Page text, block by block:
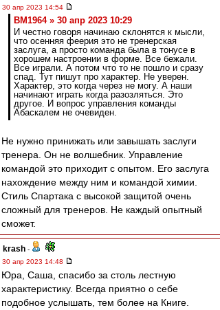
30 апр 2023 14:54
BM1964 » 30 апр 2023 10:29
И честно говоря начинаю склонятся к мысли,
что осенняя феерия это не тренерская
заслуга, а просто команда была в тонусе в
хорошем настроении в форме. Все бежали.
Все играли. А потом что то не пошло и сразу
спад. Тут пишут про характер. Не уверен.
Характер, это когда через не могу. А наши
начинают играть когда разозляться. Это
другое. И вопрос управления команды
Абаскалем не очевиден.
Не нужно принижать или завышать заслуги
тренера. Он не волшебник. Управление
командой это приходит с опытом. Его заслуга
нахождение между ним и командой химии.
Стиль Спартака с высокой защитой очень
сложный для тренеров. Не каждый опытный
сможет.
krash -
30 апр 2023 14:48
Юра, Саша, спасибо за столь лестную
характеристику. Всегда приятно о себе
подобное услышать, тем более на Книге.